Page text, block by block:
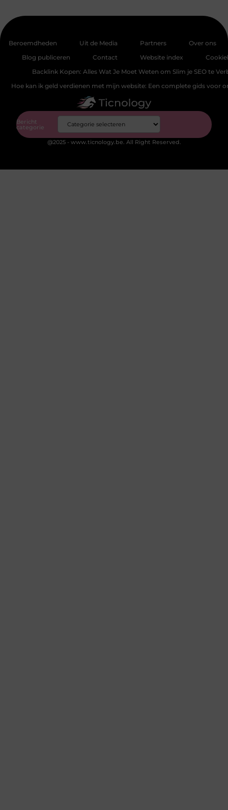
Beroemdheden Uit de Media Partners
Over ons
Blog publiceren
Contact Website index
Backlink Kopen: Alles Wat Je Moet Weten om Slim je SEO te
Hoe kan ik geld verdienen met mijn website: Een complete gids voor
Bericht
categorie
@2025 - www.ticnology.be. All Right Reserved.